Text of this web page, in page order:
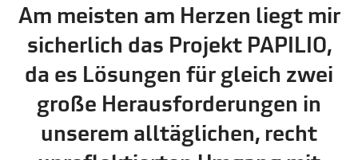
Am meisten am Herzen liegt mir
sicherlich das Projekt PAPILIO,
da es Lösungen für gleich zwei
große Herausforderungen in
unserem alltäglichen, recht